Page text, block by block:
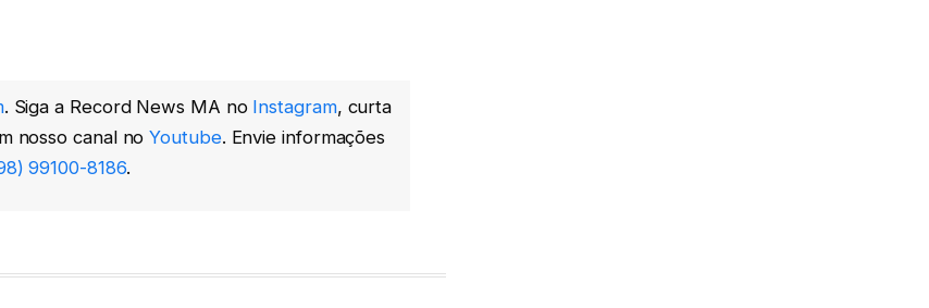
. Siga a Record News MA no Instagram, curta
nosso canal noYoutube. Envie informações
99100-8186.